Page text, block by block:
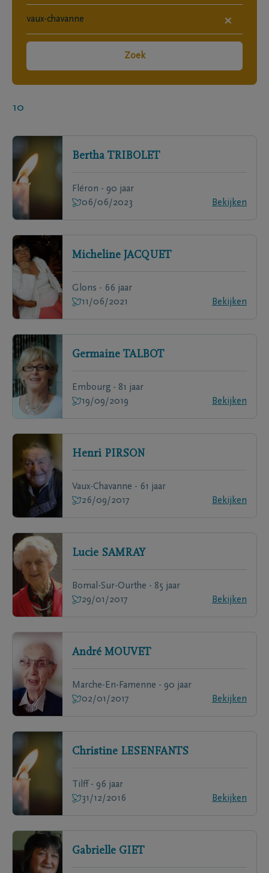
×
Zoek
10
Bertha TRIBOLET
Fléron - 90 jaar
06/06/2023
Bekijken
Micheline JACQUET
Glons - 66 jaar
11/06/2021
Bekijken
Germaine TALBOT
Embourg - 81 jaar
19/09/2019
Bekijken
Henri PIRSON
Vaux-Chavanne - 61 jaar
26/09/2017
Bekijken
Lucie SAMRAY
Bomal-Sur-Ourthe - 85 jaar
29/01/2017
Bekijken
André MOUVET
Marche-En-Famenne - 90 jaar
02/01/2017
Bekijken
Christine LESENFANTS
Tilff - 96 jaar
31/12/2016
Bekijken
Gabrielle GIET